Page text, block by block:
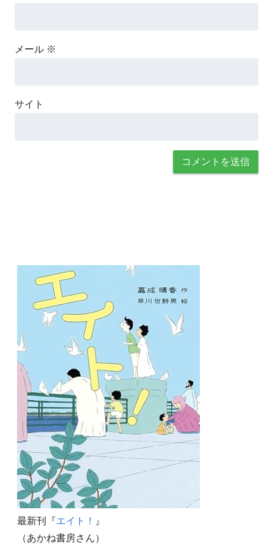
メール ※
サイト
最新刊『エイト！
』
（あかね書房さん）